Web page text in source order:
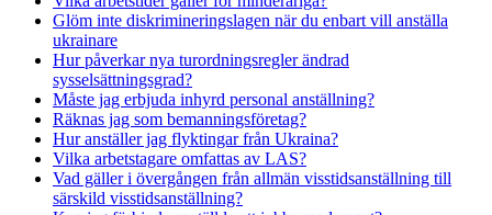
Glöm inte diskrimineringslagen när du enbart vill anställa
ukrainare
Hur påverkar nya turordningsregler ändrad
sysselsättningsgrad?
Måste jag erbjuda inhyrd personal anställning?
Räknas jag som bemanningsföretag?
Hur anställer jag flyktingar från Ukraina?
Vilka arbetstagare omfattas av LAS?
Vad gäller i övergången från allmän visstidsanställning till
särskild visstidsanställning?